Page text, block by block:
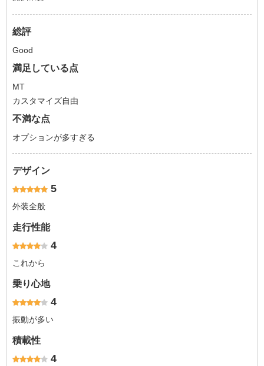
総評
Good
満足している点
MT
カスタマイズ自由
不満な点
オプションが多すぎる
デザイン
5
外装全般
走行性能
4
これから
乗り心地
4
振動が多い
積載性
4